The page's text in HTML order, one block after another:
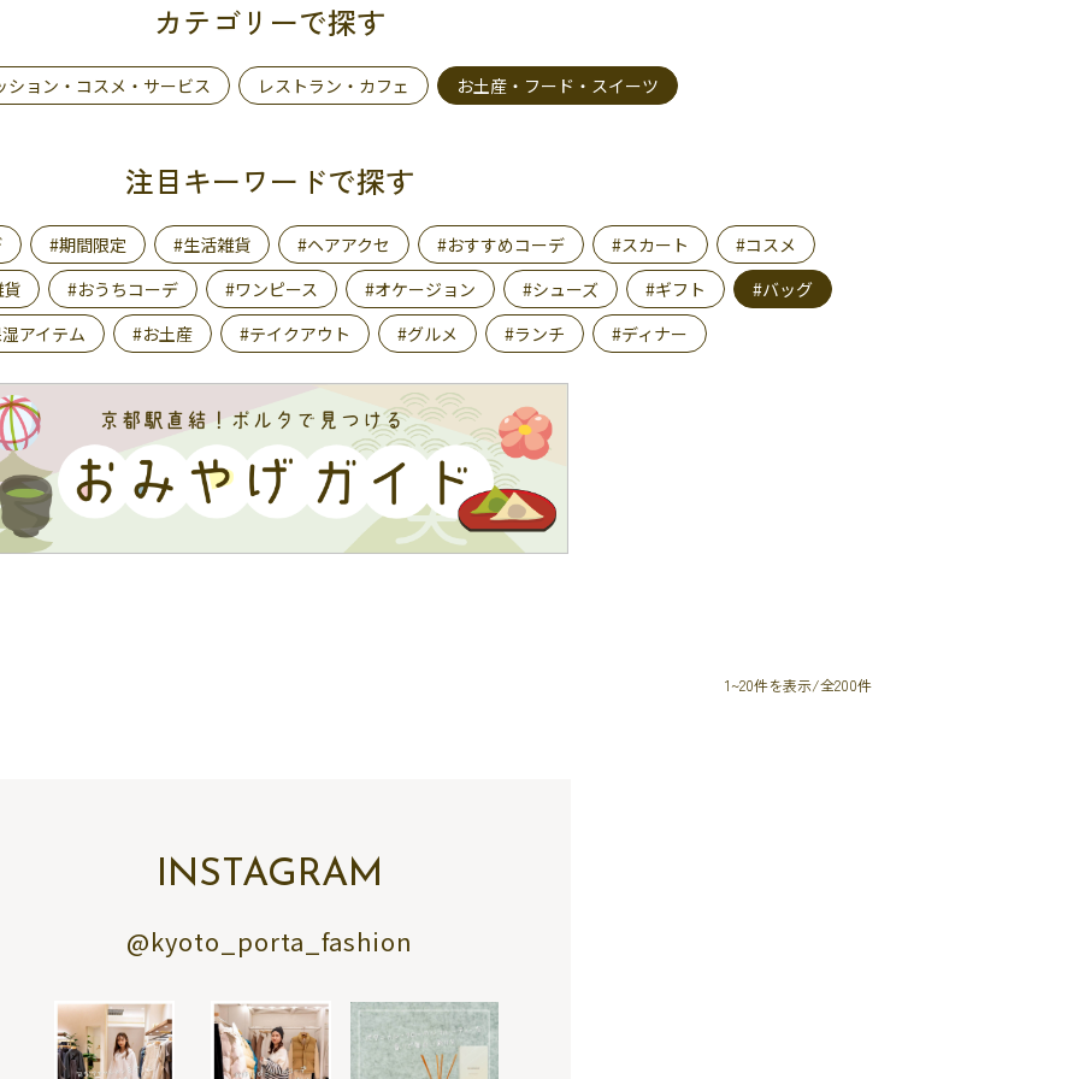
カテゴリーで探す
ション・コスメ・サービス レストラン・カフェ お土産・フード・スイーツ
注目キーワードで探す
#期間限定 #生活雑貨 #ヘアアクセ #おすすめコーデ #スカート
#コスメ
#おうちコーデ #ワンピース #オケージョン #シューズ #ギフト
#バッグ
アイテム #お土産 #テイクアウト #グルメ #ランチ #ディナー
1~20件を表示/全200件
INSTAGRAM
@kyoto_porta_fashion